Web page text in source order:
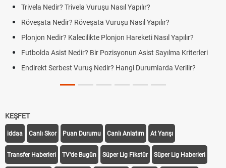
Trivela Nedir? Trivela Vuruşu Nasıl Yapılır?
Röveşata Nedir? Röveşata Vuruşu Nasıl Yapılır?
Plonjon Nedir? Kalecilikte Plonjon Hareketi Nasıl Yapılır?
Futbolda Asist Nedir? Bir Pozisyonun Asist Sayılma Kriterleri
Endirekt Serbest Vuruş Nedir? Hangi Durumlarda Verilir?
KEŞFET
iddaa Canlı Skor Puan Durumu Canlı Anlatım At Yarışı
Transfer Haberleri TV'de Bugün Süper Lig Fikstür Süper Lig Haberleri